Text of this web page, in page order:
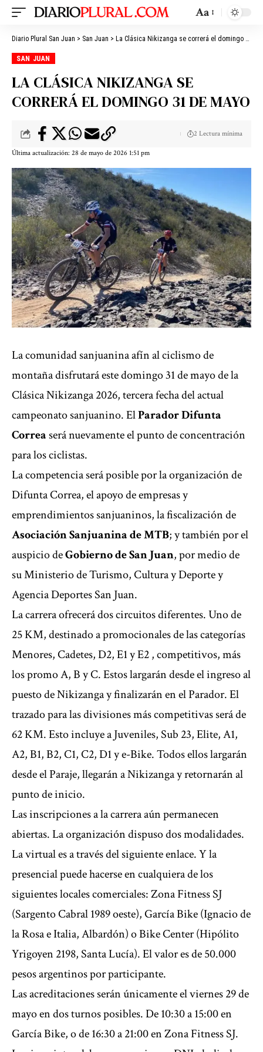
Aa
Diario Plural San Juan > San Juan > La Clásica Nikizanga se correrá el domingo 31 de mayo
SAN JUAN
LA CLÁSICA NIKIZANGA SE
CORRERÁ EL DOMINGO 31 DE MAYO
Última actualización: 28 de mayo de 2026 1:51 pm
2 Lectura mínima
La comunidad sanjuanina afín al ciclismo de
montaña disfrutará este domingo 31 de mayo de la
Clásica Nikizanga 2026, tercera fecha del actual
campeonato sanjuanino. ElParador Difunta
Correaserá nuevamente el punto de concentración
para los ciclistas.
La competencia será posible por la organización de
Difunta Correa, el apoyo de empresas y
emprendimientos sanjuaninos, la fiscalización de
Asociación Sanjuanina de MTB; y también por el
auspicio deGobierno de San Juan, por medio de
su Ministerio de Turismo, Cultura y Deporte y
Agencia Deportes San Juan.
La carrera ofrecerá dos circuitos diferentes. Uno de
25 KM, destinado a promocionales de las categorías
Menores, Cadetes, D2, E1 y E2 , competitivos, más
los promo A, B y C. Estos largarán desde el ingreso al
puesto de Nikizanga y finalizarán en el Parador. El
trazado para las divisiones más competitivas será de
62 KM. Esto incluye a Juveniles, Sub 23, Elite, A1,
A2, B1, B2, C1, C2, D1 y e-Bike. Todos ellos largarán
desde el Paraje, llegarán a Nikizanga y retornarán al
punto de inicio.
Las inscripciones a la carrera aún permanecen
abiertas. La organización dispuso dos modalidades.
La virtual es a través delsiguiente enlace. Y la
presencial puede hacerse en cualquiera de los
siguientes locales comerciales: Zona Fitness SJ
(Sargento Cabral 1989 oeste), García Bike (Ignacio de
la Rosa e Italia, Albardón) o Bike Center (Hipólito
Yrigoyen 2198, Santa Lucía). El valor es de 50.000
pesos argentinos por participante.
Las acreditaciones serán únicamente el viernes 29 de
mayo en dos turnos posibles. De 10:30 a 15:00 en
García Bike, o de 16:30 a 21:00 en Zona Fitness SJ.